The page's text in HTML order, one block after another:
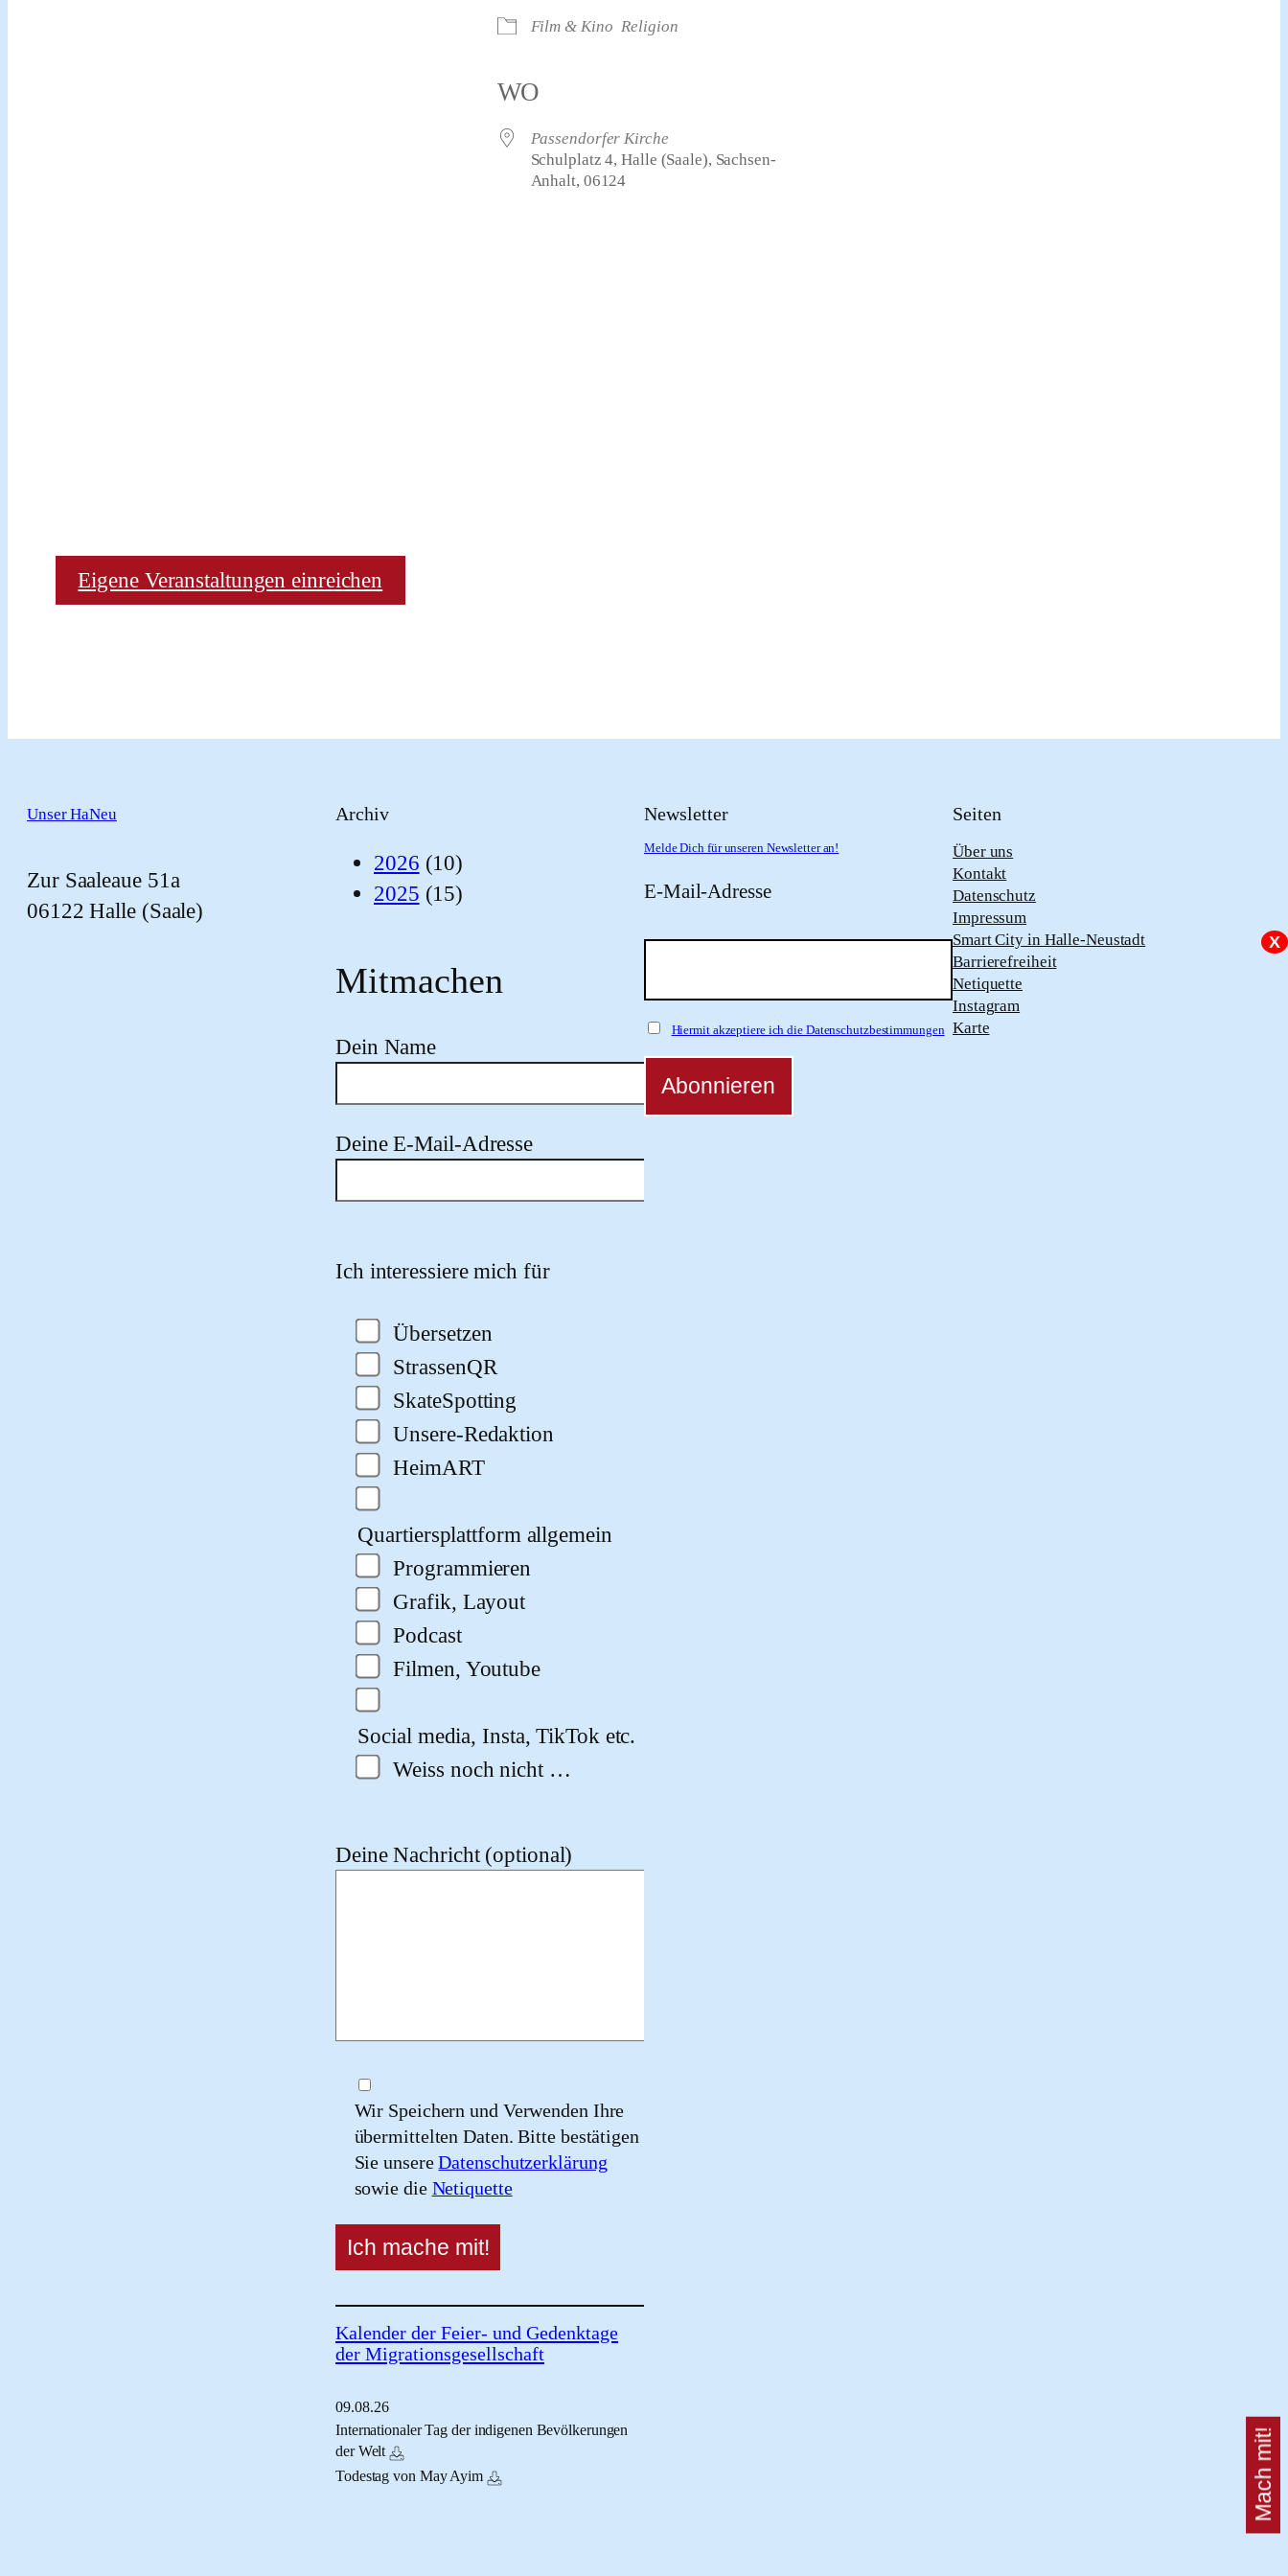
Mach mit!
Film & Kino Religion
WO
Passendorfer Kirche
Schulplatz 4, Halle (Saale), Sachsen-
Anhalt, 06124
Eigene Veranstaltungen einreichen
Unser HaNeu
Zur Saaleaue 51a
06122 Halle (Saale)
Archiv
2026 (10)
2025 (15)
X
Mitmachen
Dein Name
Deine E-Mail-Adresse
Ich interessiere mich für
Übersetzen
StrassenQR
SkateSpotting
Unsere-Redaktion
HeimART
Quartiersplattform allgemein
Programmieren
Grafik, Layout
Podcast
Filmen, Youtube
Social media, Insta, TikTok etc.
Weiss noch nicht …
Deine Nachricht (optional)
Wir Speichern und Verwenden Ihre
übermittelten Daten. Bitte bestätigen
Sie unsereDatenschutzerklärung
sowie die Netiquette
Kalender der Feier- und Gedenktage
der Migrationsgesellschaft
09.08.26
Internationaler Tag der indigenen Bevölkerungen
der Welt
Todestag von May Ayim
Newsletter
Melde Dich für unseren Newsletter an!
E-Mail-Adresse
Hiermit akzeptiere ich die Datenschutzbestimmungen
Seiten
Über uns
Kontakt
Datenschutz
Impressum
Smart City in Halle-Neustadt
Barrierefreiheit
Netiquette
Instagram
Karte